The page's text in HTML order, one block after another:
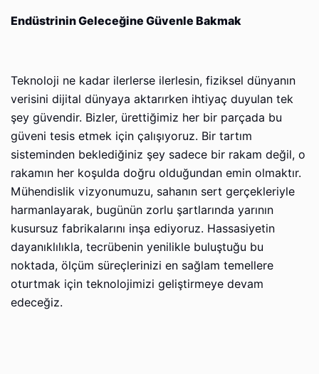
Endüstrinin Geleceğine Güvenle Bakmak
Teknoloji ne kadar ilerlerse ilerlesin, fiziksel dünyanın
verisini dijital dünyaya aktarırken ihtiyaç duyulan tek
şey güvendir. Bizler, ürettiğimiz her bir parçada bu
güveni tesis etmek için çalışıyoruz. Bir tartım
sisteminden beklediğiniz şey sadece bir rakam değil, o
rakamın her koşulda doğru olduğundan emin olmaktır.
Mühendislik vizyonumuzu, sahanın sert gerçekleriyle
harmanlayarak, bugünün zorlu şartlarında yarının
kusursuz fabrikalarını inşa ediyoruz. Hassasiyetin
dayanıklılıkla, tecrübenin yenilikle buluştuğu bu
noktada, ölçüm süreçlerinizi en sağlam temellere
oturtmak için teknolojimizi geliştirmeye devam
edeceğiz.